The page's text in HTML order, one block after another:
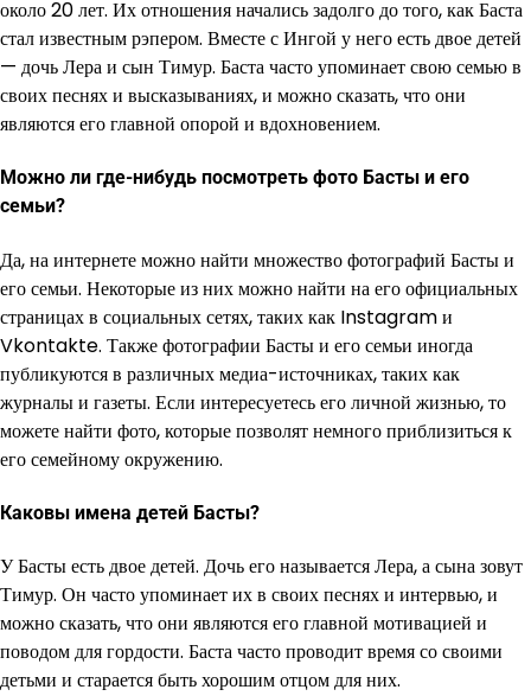
около 20 лет. Их отношения начались задолго до того, как Баста
стал известным рэпером. Вместе с Ингой у него есть двое детей
— дочь Лера и сын Тимур. Баста часто упоминает свою семью в
своих песнях и высказываниях, и можно сказать, что они
являются его главной опорой и вдохновением.
Можно ли где-нибудь посмотреть фото Басты и его
семьи?
Да, на интернете можно найти множество фотографий Басты и
его семьи. Некоторые из них можно найти на его официальных
страницах в социальных сетях, таких как Instagram и
Vkontakte. Также фотографии Басты и его семьи иногда
публикуются в различных медиа-источниках, таких как
журналы и газеты. Если интересуетесь его личной жизнью, то
можете найти фото, которые позволят немного приблизиться к
его семейному окружению.
Каковы имена детей Басты?
У Басты есть двое детей. Дочь его называется Лера, а сына зовут
Тимур. Он часто упоминает их в своих песнях и интервью, и
можно сказать, что они являются его главной мотивацией и
поводом для гордости. Баста часто проводит время со своими
детьми и старается быть хорошим отцом для них.